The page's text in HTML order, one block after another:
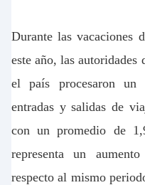
Durante las vacaciones
este año, las
el país procesaron
entradas y salidas de
con un promedio de
representa un
respecto al mismo